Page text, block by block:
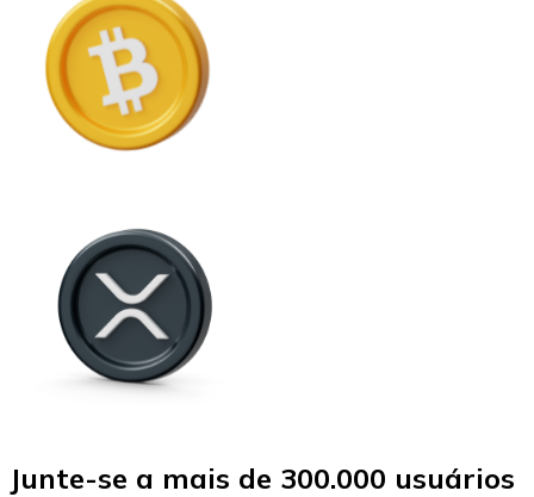
Junte-se a mais de 300.000 usuários